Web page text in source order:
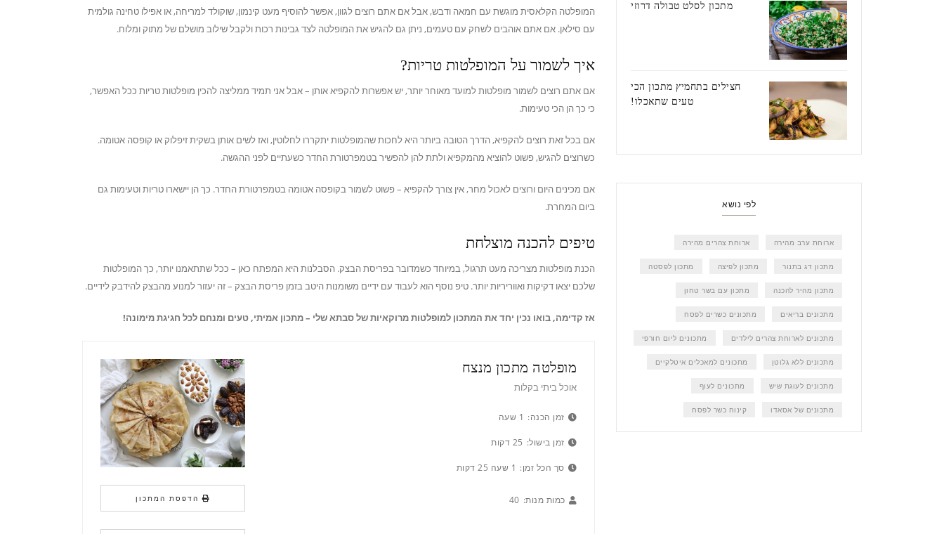
המופלטה הקלאסית מוגשת עם חמאה ודבש, אבל אם אתם רוצים לגוון, אפשר להוסיף מעט קינמון, שוקולד למריחה, או אפילו טחינה גולמית
עם סילאן. אם אתם אוהבים לשחק עם טעמים, ניתן גם להגיש את המופלטה לצד גבינות רכות ולקבל שילוב מושלם של מתוק ומלוח.
איך לשמור על המופלטות טריות?
אם אתם רוצים לשמור מופלטות למועד מאוחר יותר, יש אפשרות להקפיא אותן – אבל אני תמיד ממליצה להכין מופלטות טריות ככל האפשר,
כי כך הן הכי טעימות.
אם בכל זאת רוצים להקפיא, הדרך הטובה ביותר היא לחכות שהמופלטות יתקררו לחלוטין, ואז לשים אותן בשקית זיפלוק או קופסה אטומה.
כשרוצים להגיש, פשוט להוציא מהמקפיא ולתת להן להפשיר בטמפרטורת החדר כשעתיים לפני ההגשה.
אם מכינים היום ורוצים לאכול מחר, אין צורך להקפיא – פשוט לשמור בקופסה אטומה בטמפרטורת החדר. כך הן יישארו טריות וטעימות גם
ביום המחרת.
טיפים להכנה מוצלחת
הכנת מופלטות מצריכה מעט תרגול, במיוחד כשמדובר בפריסת הבצק. הסבלנות היא המפתח כאן – ככל שתתאמנו יותר, כך המופלטות
שלכם יצאו דקיקות ואווריריות יותר. טיפ נוסף הוא לעבוד עם ידיים משומנות היטב בזמן פריסת הבצק – זה יעזור למנוע מהבצק להידבק לידיים.
אז קדימה, בואו נכין יחד את המתכון למופלטות מרוקאיות של סבתא שלי – מתכון אמיתי, טעים ומנחם לכל חגיגת מימונה!
הדפסת המתכון
מופלטה מתכון מנצח
אוכל ביתי בקלות
זמן הכנה: 1 שעה
זמן בישול: 25 דקות
סך הכל זמן: 1 שעה 25 דקות
כמות מנות: 40
מתכון לסלט טבולה דרוזי
חצילים בתחמיץ מתכון הכי
טעים שתאכלו!
לפי נושא
ארוחת ערב מהירה ארוחת צהרים מהירה
מתכון דג בתנור מתכון לפיצה מתכון לפסטה
מתכון מהיר להכנה מתכון עם בשר טחון
מתכונים בריאים מתכונים כשרים לפסח
מתכונים לארוחת צהרים לילדים מתכונים ליום חורפי
מתכונים ללא גלוטן מתכונים למאכלים איטלקיים
מתכונים לעוגת שיש מתכונים לעוף
מתכונים של אסאדו קינוח כשר לפסח